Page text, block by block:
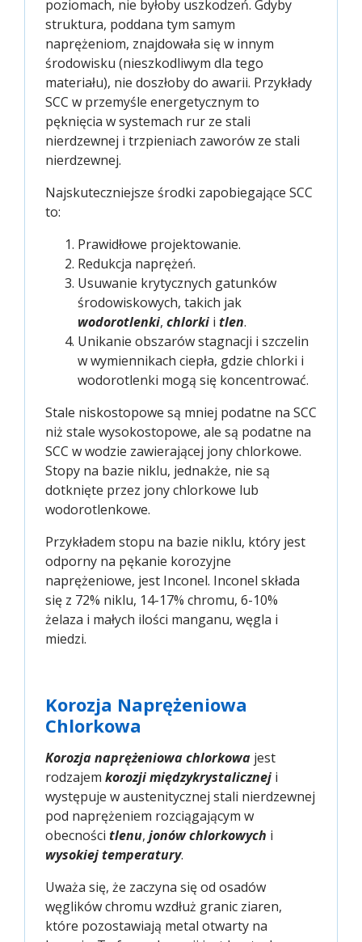
poziomach, nie byłoby uszkodzeń. Gdyby
struktura, poddana tym samym
naprężeniom, znajdowała się w innym
środowisku (nieszkodliwym dla tego
materiału), nie doszłoby do awarii. Przykłady
SCC w przemyśle energetycznym to
pęknięcia w systemach rur ze stali
nierdzewnej i trzpieniach zaworów ze stali
nierdzewnej.
Najskuteczniejsze środki zapobiegające SCC
to:
Prawidłowe projektowanie.
Redukcja naprężeń.
Usuwanie krytycznych gatunków
środowiskowych, takich jak
wodorotlenki, chlorki i tlen.
Unikanie obszarów stagnacji i szczelin
w wymiennikach ciepła, gdzie chlorki i
wodorotlenki mogą się koncentrować.
Stale niskostopowe są mniej podatne na SCC
niż stale wysokostopowe, ale są podatne na
SCC w wodzie zawierającej jony chlorkowe.
Stopy na bazie niklu, jednakże, nie są
dotknięte przez jony chlorkowe lub
wodorotlenkowe.
Przykładem stopu na bazie niklu, który jest
odporny na pękanie korozyjne
naprężeniowe, jest Inconel. Inconel składa
się z 72% niklu, 14-17% chromu, 6-10%
żelaza i małych ilości manganu, węgla i
miedzi.
Korozja Naprężeniowa
Chlorkowa
Korozja naprężeniowa chlorkowa jest
rodzajem korozji międzykrystalicznej i
występuje w austenitycznej stali nierdzewnej
pod naprężeniem rozciągającym w
obecności tlenu, jonów chlorkowych i
wysokiej temperatury.
Uważa się, że zaczyna się od osadów
węglików chromu wzdłuż granic ziaren,
które pozostawiają metal otwarty na